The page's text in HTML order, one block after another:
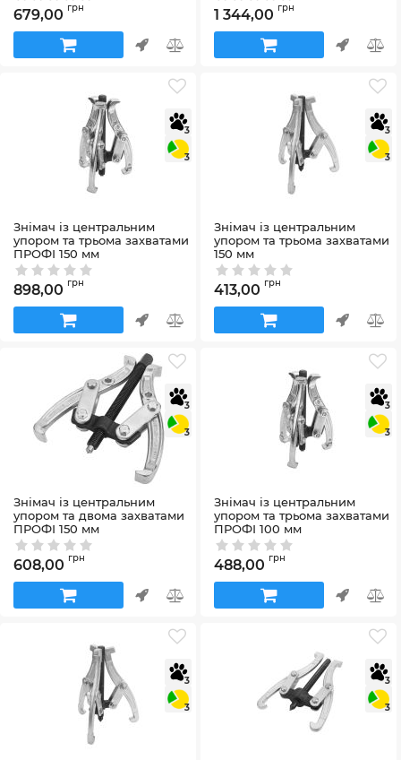
679,00 грн 1 344,00 грн
3
3
Знімач із центральним
упором та трьома захватами
ПРОФІ 150 мм
Артикул:65032
898,00 грн
3
3
Знімач із центральним
упором та трьома захватами
150 мм
Артикул:65012
413,00 грн
3
3
Знімач із центральним
упором та двома захватами
ПРОФІ 150 мм
Артикул:65022
608,00 грн
3
3
Знімач із центральним
упором та трьома захватами
ПРОФІ 100 мм
Артикул:65031
488,00 грн
3
3
3
3